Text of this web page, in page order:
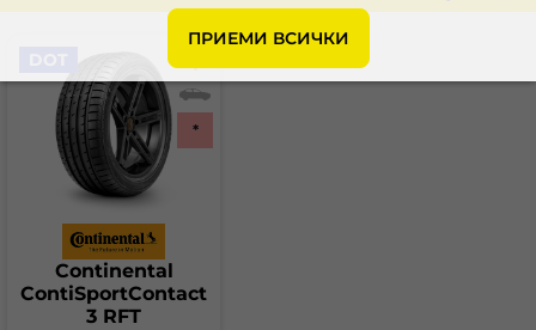
ПРИЕМИ ВСИЧКИ
*
Continental
ContiSportContact
3 RFT